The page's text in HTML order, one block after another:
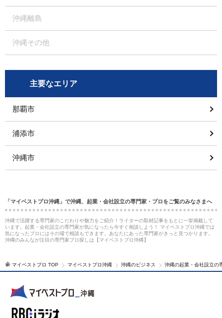
沖縄離島
沖縄その他
主要なエリア
那覇市
浦添市
沖縄市
「マイベストプロ沖縄」で沖縄、起業・会社設立の専門家・プロをご覧のみなさまへ
沖縄で活躍する専門家のこだわりや魅力をご紹介！ライターの取材記事をもとに一挙掲載して
います。起業・会社設立の専門家が気になったら今すぐ相談しよう！ マイベストプロ沖縄では
気になったプロにはその場で相談もできます。あなたにあった専門家がきっと見つかります。
沖縄のみんなが注目の専門家プロ探しは【マイベストプロ沖縄】
マイベストプロ TOP マイベストプロ沖縄 沖縄のビジネス 沖縄の起業・会社設立の